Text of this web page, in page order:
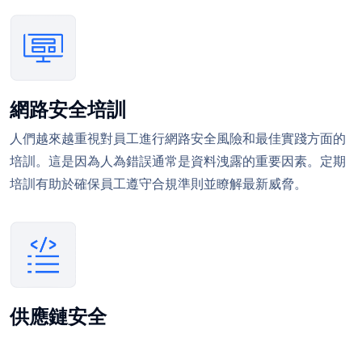
網路安全培訓
人們越來越重視對員工進行網路安全風險和最佳實踐方面的
培訓。這是因為人為錯誤通常是資料洩露的重要因素。定期
培訓有助於確保員工遵守合規準則並瞭解最新威脅。
供應鏈安全